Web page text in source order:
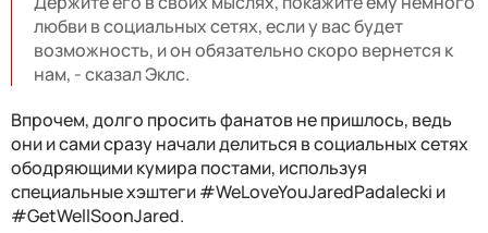
любви в социальных сетях, если у вас будет
возможность, и он обязательно скоро вернется к
нам, - сказал Эклс.
Впрочем, долго просить фанатов не пришлось, ведь
они и сами сразу начали делиться в социальных сетях
ободряющими кумира постами, используя
специальные хэштеги #WeLoveYouJaredPadalecki и
#GetWellSoonJared.